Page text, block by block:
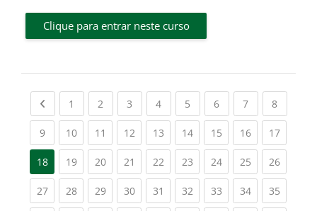
Clique para entrar neste curso
Previous page
1 (current)
2 (current)
3 (current)
4(current)
5 (current)
6(current)
7(current)
8(current)
9(current)
10(current)
11 (current)
12(current)
13(current)
14(current)
15(current)
16(current)
17
18 19(current)
20(current)
21 (current)
22(current)
23(current)
24(current)
25(current)
26
27(current)
28(current)
29(current)
30(current)
31 (current)
32(current)
33(current)
34(current)
35